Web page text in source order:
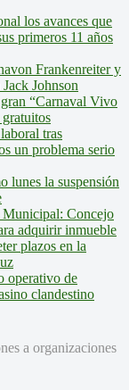
los avances que
primeros 11 años
Frankenreiter y
Johnson
“Carnaval Vivo
tras
un problema serio
lunes la suspensión
Municipal: Concejo
adquirir inmueble
plazos en la
operativo de
clandestino